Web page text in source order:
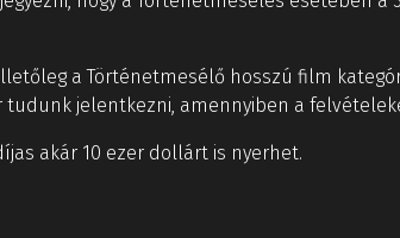
a Történetmesélő hosszú film
tudunk jelentkezni, amennyiben a
akár 10 ezer dollárt is nyerhet.